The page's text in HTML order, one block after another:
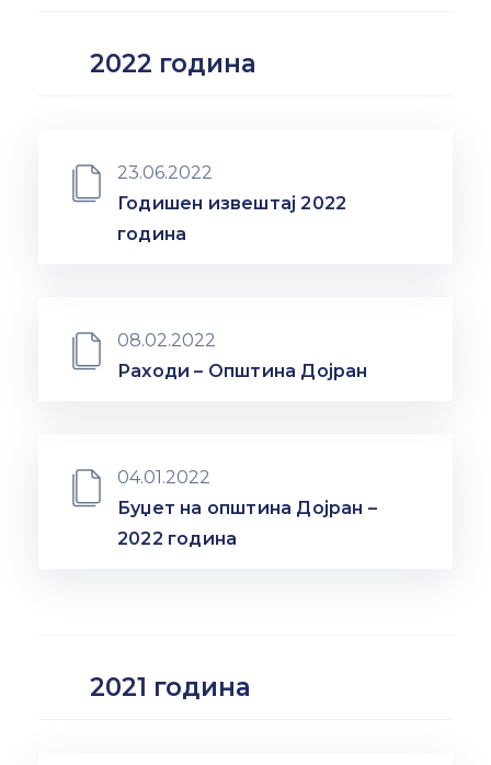
2022 година
23.06.2022
Годишен извештај 2022
година
08.02.2022
Раходи – Општина Дојран
04.01.2022
Буџет на општина Дојран –
2022 година
2021 година